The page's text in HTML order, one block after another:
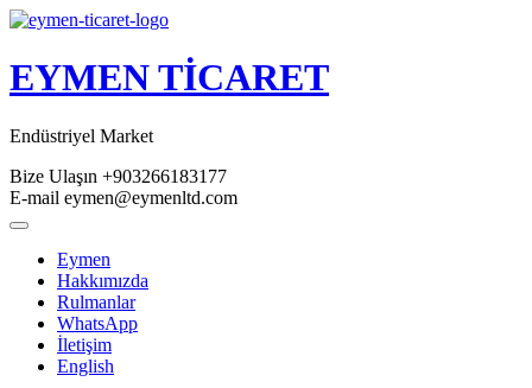
Skip
content
EYMEN TİCARET
Endüstriyel Market
Bize Ulaşın +903266183177
E-mail eymen@eymenltd.com
Open
ButtonEymen
Hakkımızda
Rulmanlar
WhatsApp
İletişim
English